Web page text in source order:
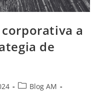
a
de
Blog AM